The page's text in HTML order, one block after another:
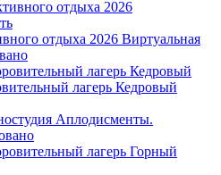
отдыха 2026 Виртуальная
лагерь Кедровый
Аплодисменты.